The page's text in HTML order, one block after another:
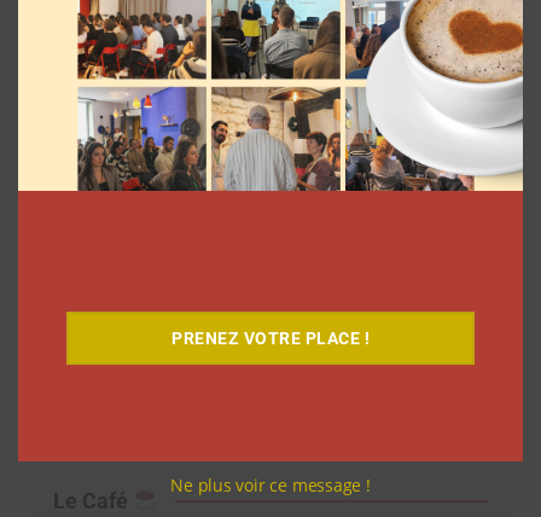
Découvrez notre documentaire
Le Café
PRENEZ VOTRE PLACE !
Ne plus voir ce message !